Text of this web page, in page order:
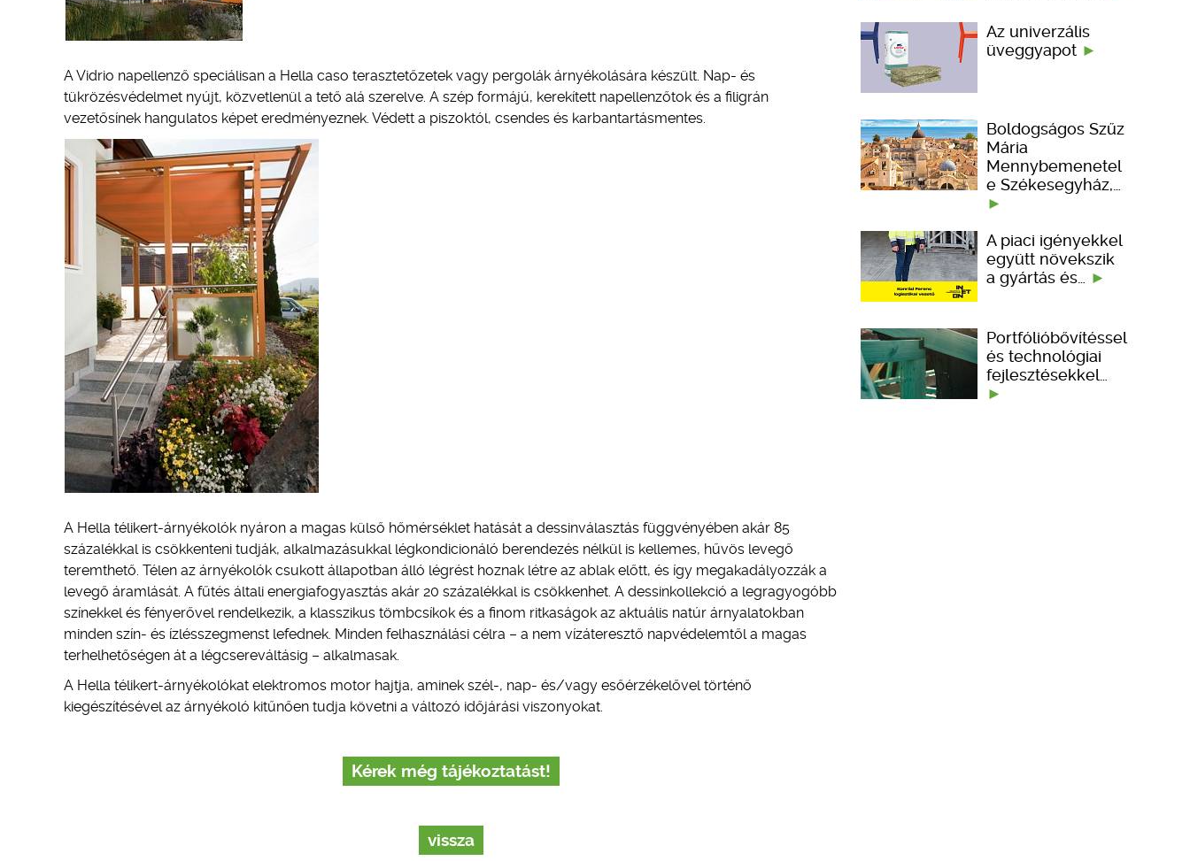
A Vidrio napellenző speciálisan a Hella caso terasztetőzetek vagy pergolák árnyékolására készült. Nap- és
tükrözésvédelmet nyújt, közvetlenül a tető alá szerelve. A szép formájú, kerekített napellenzőtok és a filigrán
vezetősínek hangulatos képet eredményeznek. Védett a piszoktól, csendes és karbantartásmentes.
A Hella télikert-árnyékolók nyáron a magas külső hőmérséklet hatását a dessinválasztás függvényében akár 85
százalékkal is csökkenteni tudják, alkalmazásukkal légkondicionáló berendezés nélkül is kellemes, hűvös levegő
teremthető. Télen az árnyékolók csukott állapotban álló légrést hoznak létre az ablak előtt, és így megakadályozzák a
levegő áramlását. A fűtés általi energiafogyasztás akár 20 százalékkal is csökkenhet. A dessinkollekció a legragyogóbb
színekkel és fényerővel rendelkezik, a klasszikus tömbcsíkok és a finom ritkaságok az aktuális natúr árnyalatokban
minden szín- és ízlésszegmenst lefednek. Minden felhasználási célra – a nem vízáteresztő napvédelemtől a magas
terhelhetőségen át a légcsereváltásig – alkalmasak.
A Hella télikert-árnyékolókat elektromos motor hajtja, aminek szél-, nap- és/vagy esőérzékelővel történő
kiegészítésével az árnyékoló kitűnően tudja követni a változó időjárási viszonyokat.
Kérek még tájékoztatást!
vissza
Az univerzális
üveggyapot
Boldogságos Szűz
Mária
Mennybemenetel
e Székesegyház,…
A piaci igényekkel
együtt növekszik
a gyártás és…
Portfólióbővítéssel
és technológiai
fejlesztésekkel…